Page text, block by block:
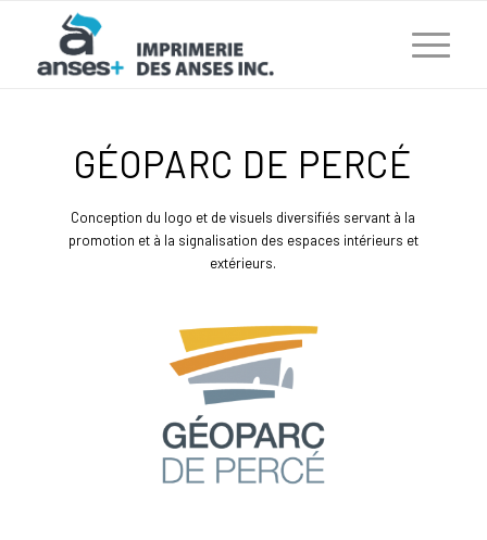
GÉOPARC DE PERCÉ
Conception du logo et de visuels diversifiés servant à la
promotion et à la signalisation des espaces intérieurs et
extérieurs.